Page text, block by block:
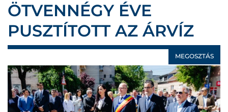
ÖTVENNÉGY ÉVE
PUSZTÍTOTT AZ ÁRVÍZ
MEGOSZTÁS